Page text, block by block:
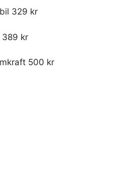
329 kr
389 kr
500 kr